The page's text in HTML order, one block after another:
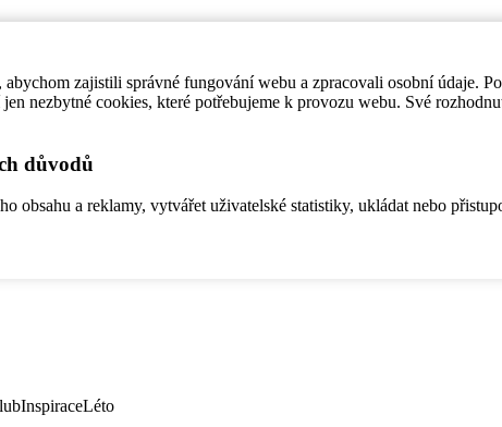
zajistili správné fungování webu a zpracovali osobní údaje.
nezbytné cookies, které potřebujeme k provozu webu. Své
důvodů
obsahu a reklamy, vytvářet uživatelské statistiky, ukládat nebo
InspiraceLéto